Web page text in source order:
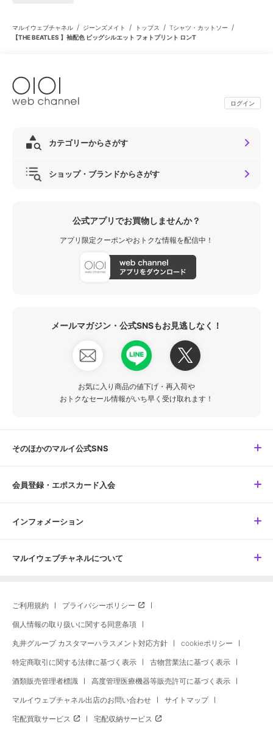
マルイウェブチャネル / ジーンズメイト / トップス / Tシャツ・カットソー /
【THE BEATLES 】袖配色 ビッグシルエット フォトプリント ロンT
ログイン
カテゴリーからさがす
ショップ・ブランドからさがす
公式アプリでお買物しませんか？
アプリ限定クーポンやおトクな情報を配信中！
メールマガジン・公式SNSもお見逃しなく！
お気に入り商品の値下げ・再入荷や
おトクなセール情報がいち早く受け取れます！
そのほかのマルイ公式SNS
会員登録・エポスカード入会
インフォメーション
マルイウェブチャネルについて
ご利用規約 プライバシーポリシー
個人情報の取り扱いに関する同意条項
丸井グループ カスタマーハラスメント対応方針 cookieポリシー
特定商取引に関する法律に基づく表示 古物営業法に基づく表示
酒類販売管理者標識 高度管理医療機器等販売許可に基づく表示
マルイウェブチャネル出店のお問い合わせ サイトマップ
宅配買取サービス 宅配収納サービス